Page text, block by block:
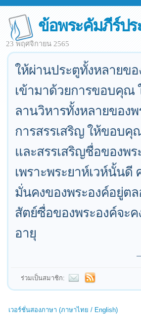
ข้อพระคัมภีร์ป
23 พฤศจิกายน 2565
ให้ผ่านประตูทั้งหลายขอ
เข้ามาด้วยการขอบคุณ
ลานวิหารทั้งหลายของ
การสรรเสริญ ให้ขอบคุ
และสรรเสริญชื่อของพร
เพราะพระยาห์เวห์นั้นดี
มั่นคงของพระองค์อยู่ต
สัตย์ซื่อของพระองค์จะ
อายุ
ร่วมเป็นสมาชิก:
เวอร์ชั่นสองภาษา (ภาษาไทย / English)